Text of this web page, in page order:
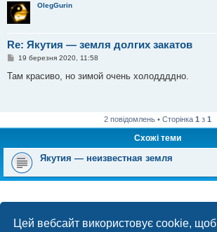
Цей вебсайт використовує cookie, щоб
OlegGurin
Re: Якутия — земля долгих закатов
П
в
я
19 березня 2020, 11:58
Там красиво, но зимой очень холоддддно.
2 повідомлень • Сторінка 1 з 1
Схожі теми
Якутия — неизвестная земля
ХТО ЗАРАЗ ОНЛАЙН